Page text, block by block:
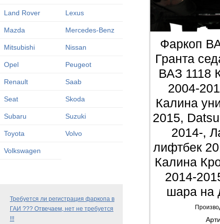
Land Rover Lexus
Mazda Mercedes-Benz
Mitsubishi Nissan
Opel Peugeot
Renault Saab
Seat Skoda
Subaru Suzuki
Toyota Volvo
Volkswagen
Требуется ли регистрация фаркопа в
ГАИ ??? Отвечаем, нет не требуется
!!!
Фаркоп
Гранта
ВАЗ 1118
2004-
Калина
2015,
2014-,
лифтбек
Калина
2014-
шара на